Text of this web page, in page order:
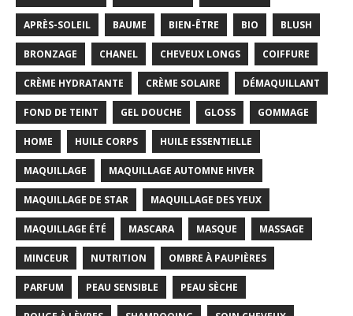
APRÈS-SOLEIL BAUME BIEN-ÊTRE BIO BLUSH
BRONZAGE CHANEL CHEVEUX LONGS COIFFURE
CRÈME HYDRATANTE CRÈME SOLAIRE DÉMAQUILLANT
FOND DE TEINT GEL DOUCHE GLOSS GOMMAGE
HOME HUILE CORPS HUILE ESSENTIELLE
MAQUILLAGE MAQUILLAGE AUTOMNE HIVER
MAQUILLAGE DE STAR MAQUILLAGE DES YEUX
MAQUILLAGE ÉTÉ MASCARA MASQUE MASSAGE
MINCEUR NUTRITION OMBRE À PAUPIÈRES
PARFUM PEAU SENSIBLE PEAU SÈCHE